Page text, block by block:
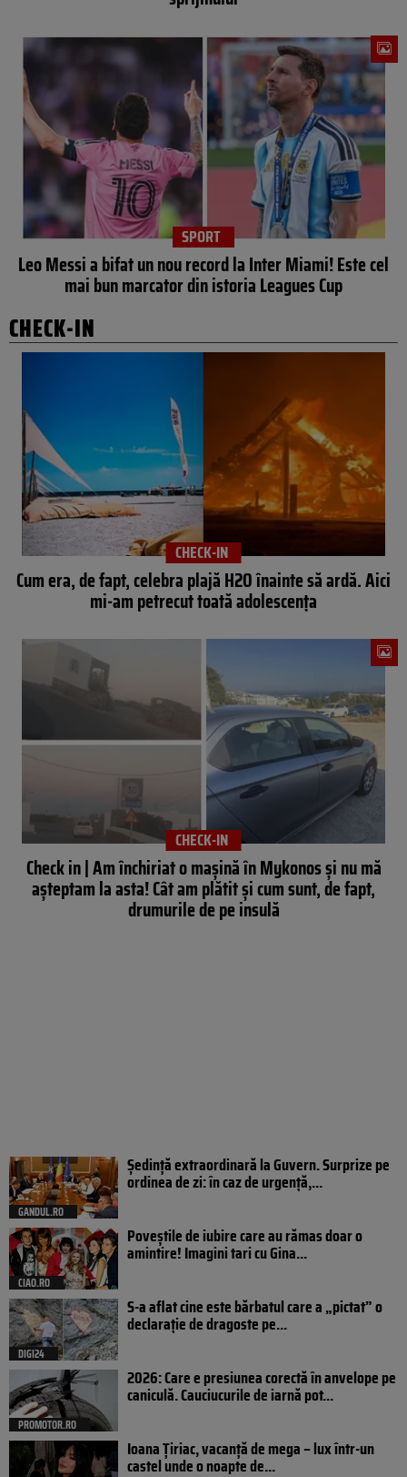
SPORT
Leo Messi a bifat un nou record la Inter Miami! Este cel
mai bun marcator din istoria Leagues Cup
CHECK-IN
CHECK-IN
Cum era, de fapt, celebra plajă H2O înainte să ardă. Aici
mi-am petrecut toată adolescența
CHECK-IN
Check in | Am închiriat o mașină în Mykonos și nu mă
așteptam la asta! Cât am plătit și cum sunt, de fapt,
drumurile de pe insulă
GANDUL.RO
Şedinţă extraordinară la Guvern. Surprize pe
ordinea de zi: în caz de urgență,...
CIAO.RO
Poveştile de iubire care au rămas doar o
amintire! Imagini tari cu Gina...
DIGI24
S-a aflat cine este bărbatul care a „pictat” o
declarație de dragoste pe...
PROMOTOR.RO
2026: Care e presiunea corectă în anvelope pe
caniculă. Cauciucurile de iarnă pot...
Ioana Țiriac, vacanță de mega – lux într-un
castel unde o noapte de...